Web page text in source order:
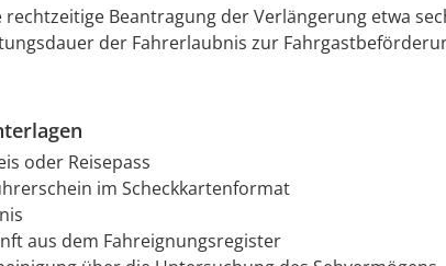
rechtzeitige Beantragung der Verlängerung etwa
der Fahrerlaubnis zur
oder Reisepass
im Scheckkartenformat
aus dem Fahreignungsregister